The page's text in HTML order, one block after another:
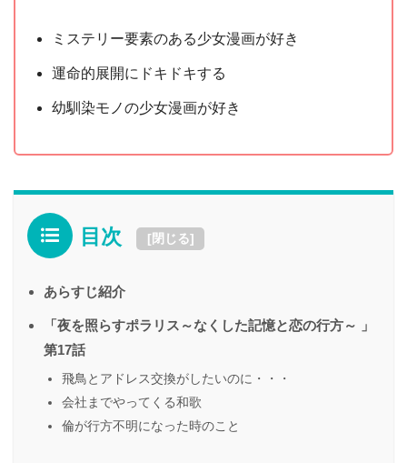
ミステリー要素のある少女漫画が好き
運命的展開にドキドキする
幼馴染モノの少女漫画が好き
目次 [閉じる]
あらすじ紹介
「夜を照らすポラリス～なくした記憶と恋の行方～ 」
第17話
飛鳥とアドレス交換がしたいのに・・・
会社までやってくる和歌
倫が行方不明になった時のこと